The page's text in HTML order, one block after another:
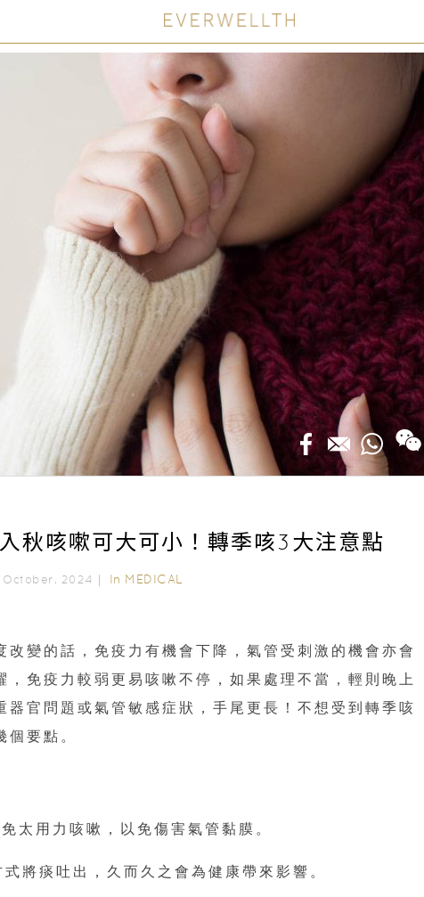
秋咳嗽可大可小！轉季咳3大注意點
October, 2024｜ In MEDICAL
改變的話，免疫力有機會下降，氣管受刺激的機會亦會
免疫力較弱更易咳嗽不停，如果處理不當，輕則晚上
官問題或氣管敏感症狀，手尾更長！不想受到轉季咳
個要點。
太用力咳嗽，以免傷害氣管黏膜。
將痰吐出，久而久之會為健康帶來影響。